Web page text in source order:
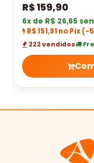
R$159,90
6x de R$ 26,65
R$ 151,91 no Pix(-
222 vendidos